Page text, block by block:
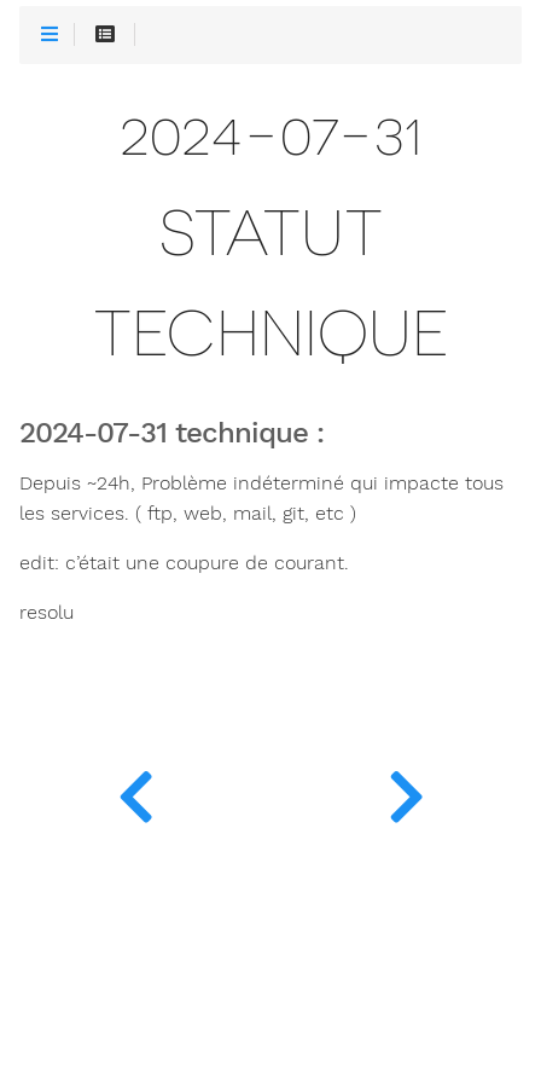
2024-07-31
STATUT
TECHNIQUE
2024-07-31 technique :
Depuis ~24h, Problème indéterminé qui impacte tous
les services. ( ftp, web, mail, git, etc )
edit: c’était une coupure de courant.
resolu